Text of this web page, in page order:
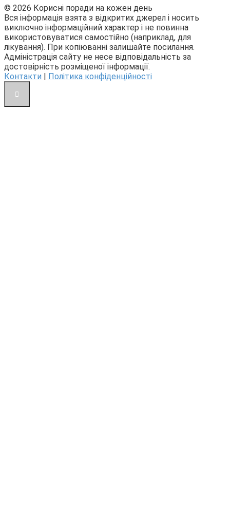
© 2026 Корисні поради на кожен день
Вся інформація взята з відкритих джерел і носить
виключно інформаційний характер і не повинна
використовуватися самостійно (наприклад, для
лікування). При копіюванні залишайте посилання.
Адміністрація сайту не несе відповідальність за
достовірність розміщеної інформації.
Контакти | Політика конфіденційності